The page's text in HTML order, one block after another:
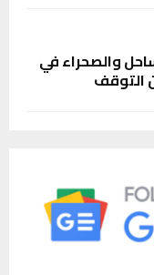
والصحراء في